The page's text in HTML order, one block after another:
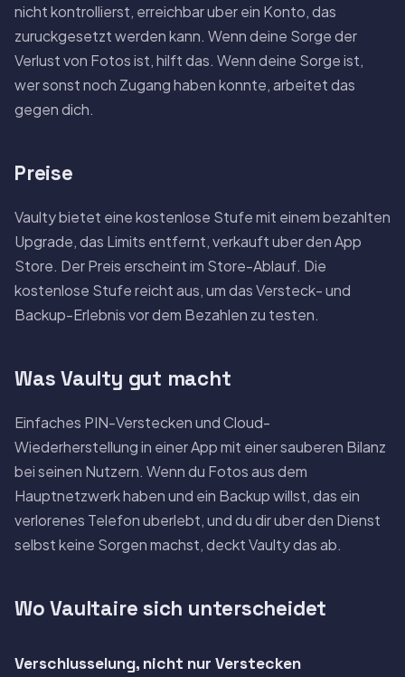
nicht kontrollierst, erreichbar uber ein Konto, das
zuruckgesetzt werden kann. Wenn deine Sorge der
Verlust von Fotos ist, hilft das. Wenn deine Sorge ist,
wer sonst noch Zugang haben konnte, arbeitet das
gegen dich.
Preise
Vaulty bietet eine kostenlose Stufe mit einem bezahlten
Upgrade, das Limits entfernt, verkauft uber den App
Store. Der Preis erscheint im Store-Ablauf. Die
kostenlose Stufe reicht aus, um das Versteck- und
Backup-Erlebnis vor dem Bezahlen zu testen.
Was Vaulty gut macht
Einfaches PIN-Verstecken und Cloud-
Wiederherstellung in einer App mit einer sauberen Bilanz
bei seinen Nutzern. Wenn du Fotos aus dem
Hauptnetzwerk haben und ein Backup willst, das ein
verlorenes Telefon uberlebt, und du dir uber den Dienst
selbst keine Sorgen machst, deckt Vaulty das ab.
Wo Vaultaire sich unterscheidet
Verschlusselung, nicht nur Verstecken